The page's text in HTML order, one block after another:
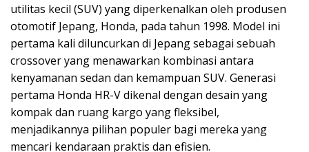
utilitas kecil (SUV) yang diperkenalkan oleh produsen
otomotif Jepang, Honda, pada tahun 1998. Model ini
pertama kali diluncurkan di Jepang sebagai sebuah
crossover yang menawarkan kombinasi antara
kenyamanan sedan dan kemampuan SUV. Generasi
pertama Honda HR-V dikenal dengan desain yang
kompak dan ruang kargo yang fleksibel,
menjadikannya pilihan populer bagi mereka yang
mencari kendaraan praktis dan efisien.